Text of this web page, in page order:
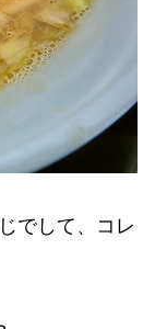
でして、コレ